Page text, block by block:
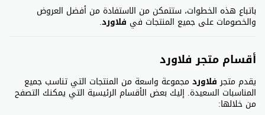
باتباع هذه الخطوات، ستتمكن من الاستفادة من أفضل العروض
والخصومات على جميع المنتجات في فلاورد.
أقسام متجر فلاورد
يقدم متجرفلاوردمجموعة واسعة من المنتجات التي تناسب جميع
المناسبات السعيدة. إليك بعض الأقسام الرئيسية التي يمكنك التصفح
من خلالها: